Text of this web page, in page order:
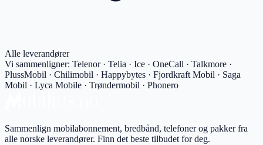
Alle leverandører
Vi sammenligner: Telenor · Telia · Ice · OneCall · Talkmore ·
PlussMobil · Chilimobil · Happybytes · Fjordkraft Mobil · Saga
Mobil · Lyca Mobile · Trøndermobil · Phonero
Sammenlign mobilabonnement, bredbånd, telefoner og pakker fra
alle norske leverandører. Finn det beste tilbudet for deg.